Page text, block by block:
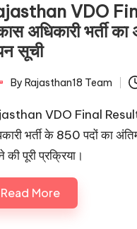
VDO
अधिकारी भर्ती
सूची
By Rajasthan18 Team
VDO Final Result
भर्ती के 850 पदों का
की पूरी प्रक्रिया।
Read More